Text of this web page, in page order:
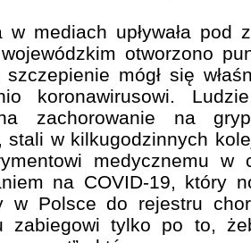
w mediach upływała pod
otworzono
mógł się
koronawirusowi.
zachorowanie na
stali w kilkugodzinnych
medycznemu w
na COVID-19, który
w Polsce do rejestru
zabiegowi tylko po to,